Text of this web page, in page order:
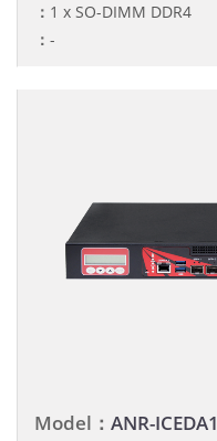
： 1 x SO-DIMM DDR4
： -
Model： ANR-ICEDA1